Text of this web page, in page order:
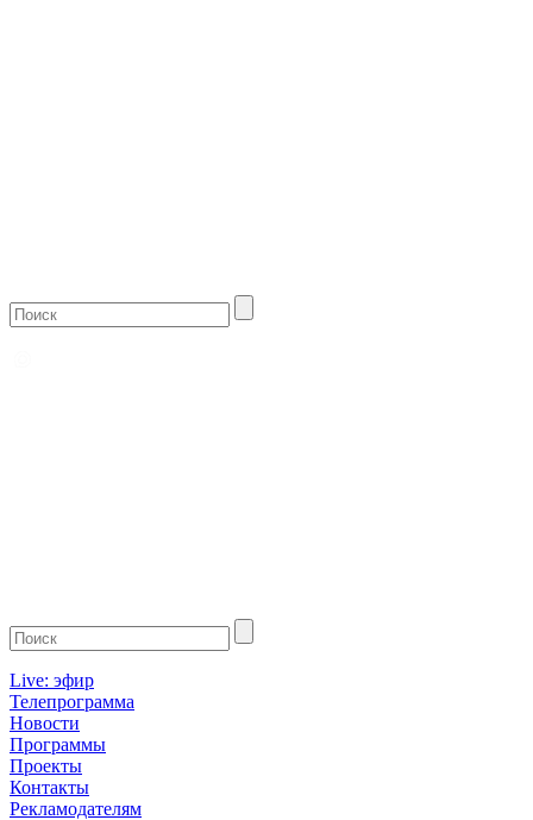
Live: эфир
Телепрограмма
Новости
Программы
Проекты
Контакты
Рекламодателям